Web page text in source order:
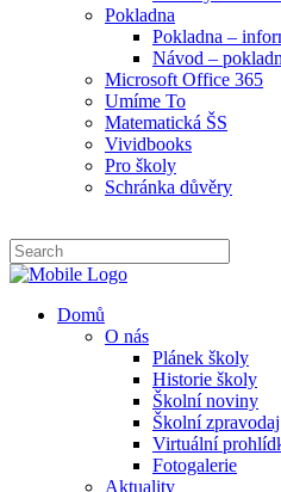
Pokladna
Pokladna –
Návod –
Microsoft Office 365
Umíme To
Matematická ŠS
Vividbooks
Pro školy
Schránka důvěry
Domů
O nás
Plánek školy
Historie školy
Školní noviny
Školní
Virtuální
Fotogalerie
Aktuality